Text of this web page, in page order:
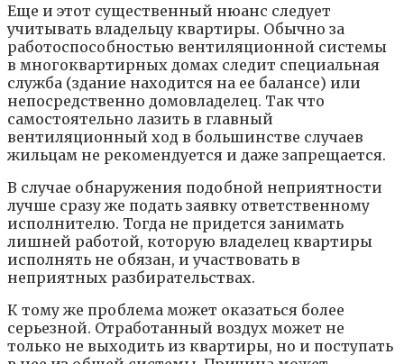
Еще и этот существенный нюанс следует
учитывать владельцу квартиры. Обычно за
работоспособностью вентиляционной системы
в многоквартирных домах следит специальная
служба (здание находится на ее балансе) или
непосредственно домовладелец. Так что
самостоятельно лазить в главный
вентиляционный ход в большинстве случаев
жильцам не рекомендуется и даже запрещается.
В случае обнаружения подобной неприятности
лучше сразу же подать заявку ответственному
исполнителю. Тогда не придется занимать
лишней работой, которую владелец квартиры
исполнять не обязан, и участвовать в
неприятных разбирательствах.
К тому же проблема может оказаться более
серьезной. Отработанный воздух может не
только не выходить из квартиры, но и поступать